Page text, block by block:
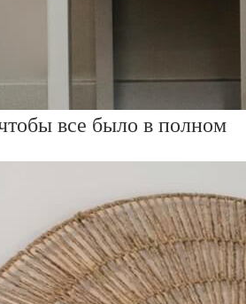
все было в полном